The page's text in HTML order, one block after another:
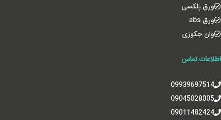
ورق پلکسی
ورق abs
وان جکوزی
اطلاعات تماس
09939697514
09045028005
09011482424